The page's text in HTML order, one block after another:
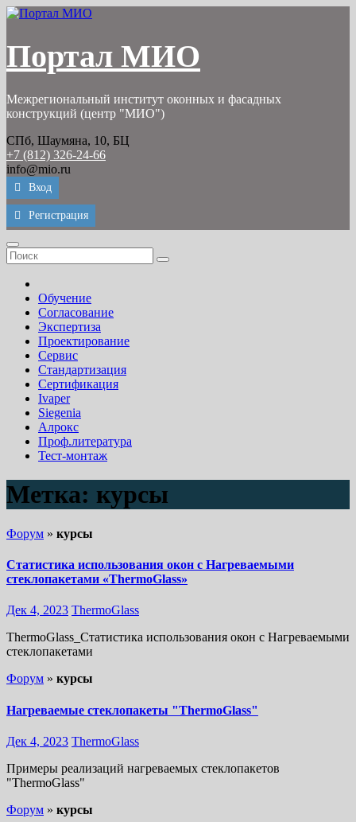
Перейти
Портал МИО
Межрегиональный институт оконных и фасадных
конструкций (центр "МИО")
СПб, Шаумяна, 10, БЦ
+7 (812) 326-24-66
info@mio.ru
Вход
Регистрация
Обучение
Согласование
Экспертиза
Проектирование
Сервис
Стандартизация
Сертификация
Ivaper
Siegenia
Алрокс
Проф.литература
Тест-монтаж
Метка: курсы
Форум » курсы
Статистика использования окон с Нагреваемыми
стеклопакетами «ThermoGlass»
Дек 4, 2023 ThermoGlass
ThermoGlass_Статистика использования окон с Нагреваемыми
стеклопакетами
Форум » курсы
Нагреваемые стеклопакеты "ThermoGlass"
Дек 4, 2023 ThermoGlass
Примеры реализаций нагреваемых стеклопакетов
"ThermoGlass"
Форум » курсы